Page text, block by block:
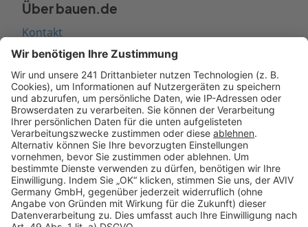
Über bauen.de
Kontakt
Seitenaufbau
Barrierefreiheit
Cookie Einstellungen
Rechtliches
AGB-Übersicht
Datenschutz
Impressum